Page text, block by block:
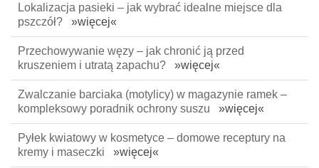
Lokalizacja pasieki – jak wybrać idealne miejsce dla
pszczół? »więcej«
Przechowywanie węzy – jak chronić ją przed
kruszeniem i utratą zapachu? »więcej«
Zwalczanie barciaka (motylicy) w magazynie ramek –
kompleksowy poradnik ochrony suszu »więcej«
Pyłek kwiatowy w kosmetyce – domowe receptury na
kremy i maseczki »więcej«